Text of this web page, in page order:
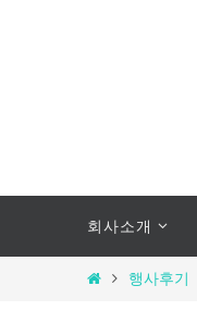
content
회사소개
Home행사후기